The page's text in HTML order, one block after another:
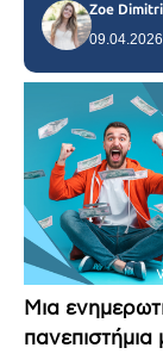
Zoe
Μια